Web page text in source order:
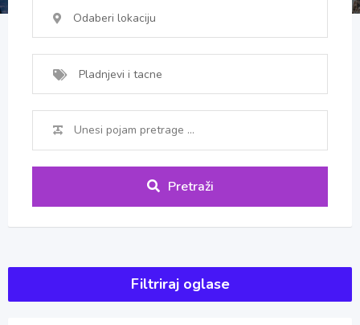
Odaberi lokaciju
Pladnjevi i tacne
Pretraži
Filtriraj oglase